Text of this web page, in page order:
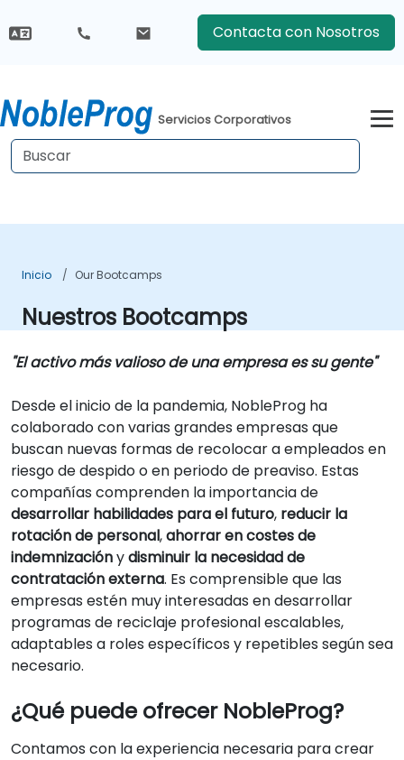
Contacta con Nosotros
Servicios Corporativos
Inicio Our Bootcamps
Nuestros Bootcamps
"El activo más valioso de una empresa es su gente"
Desde el inicio de la pandemia, NobleProg ha
colaborado con varias grandes empresas que
buscan nuevas formas de recolocar a empleados en
riesgo de despido o en periodo de preaviso. Estas
compañías comprenden la importancia de
desarrollar habilidades para el futuro, reducir la
rotación de personal,ahorrar en costes de
indemnizaciónydisminuir la necesidad de
contratación externa. Es comprensible que las
empresas estén muy interesadas en desarrollar
programas de reciclaje profesional escalables,
adaptables a roles específicos y repetibles según sea
necesario.
¿Qué puede ofrecer NobleProg?
Contamos con la experiencia necesaria para crear